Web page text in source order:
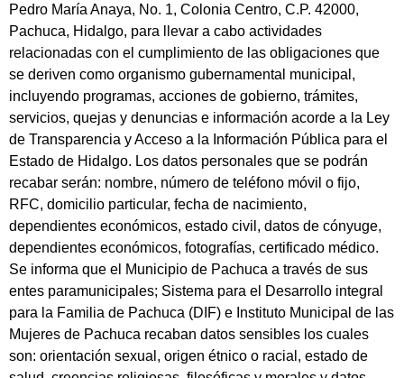
Pedro María Anaya, No. 1, Colonia Centro, C.P. 42000,
Pachuca, Hidalgo, para llevar a cabo actividades
relacionadas con el cumplimiento de las obligaciones que
se deriven como organismo gubernamental municipal,
incluyendo programas, acciones de gobierno, trámites,
servicios, quejas y denuncias e información acorde a la Ley
de Transparencia y Acceso a la Información Pública para el
Estado de Hidalgo. Los datos personales que se podrán
recabar serán: nombre, número de teléfono móvil o fijo,
RFC, domicilio particular, fecha de nacimiento,
dependientes económicos, estado civil, datos de cónyuge,
dependientes económicos, fotografías, certificado médico.
Se informa que el Municipio de Pachuca a través de sus
entes paramunicipales; Sistema para el Desarrollo integral
para la Familia de Pachuca (DIF) e Instituto Municipal de las
Mujeres de Pachuca recaban datos sensibles los cuales
son: orientación sexual, origen étnico o racial, estado de